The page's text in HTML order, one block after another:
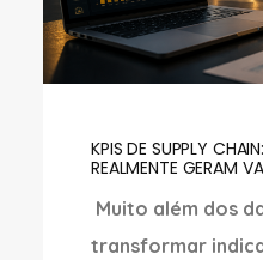
KPIS DE SUPPLY
REALMENTE GERAM
Muito além dos
transformar